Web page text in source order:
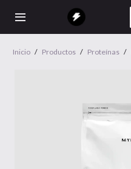
Inicio / Productos / Proteínas /